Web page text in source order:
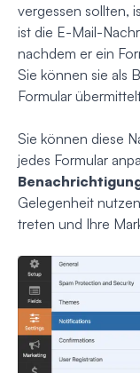
vergessen sollten,
ist die E-Mail-
nachdem er ein
Sie können sie als
Formular
Sie können diese
jedes Formular
Gelegenheit
treten und Ihre